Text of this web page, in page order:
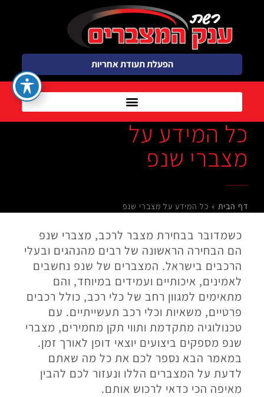
הפעלת תעודת אחריות
כל המידע על
מצברי שנפ
דף הבית» כל המידע על מצברי שנפ
כשמדובר בבחירת מצבר לרכב, מצברי שנפ
הם הבחירה הראשונה של רבים מהנהגים ובעלי
הרכבים בישראל. המצברים של שנפ נחשבים
לאמינים, איכותיים ועמידים במיוחד, והם
מתאימים למגוון רחב של כלי רכב, כולל רכבים
פרטיים, משאיות וכלי רכב תעשייתיים. עם
טכנולוגיה מתקדמת ותווי תקן מחמירים, מצברי
שנפ מספקים ביצועים יוצאי דופן לאורך זמן.
במאמר הבא נספר לכם את כל מה שאתם
לדעת על המצברים הללו ונעזור לכם להבין
מאיפה הכי כדאי לרכוש אותם.